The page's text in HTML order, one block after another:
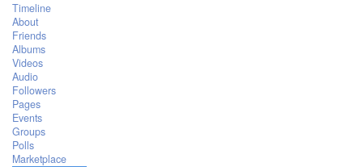
Timeline
About
Friends
Albums
Videos
Audio
Followers
Pages
Events
Groups
Polls
Marketplace